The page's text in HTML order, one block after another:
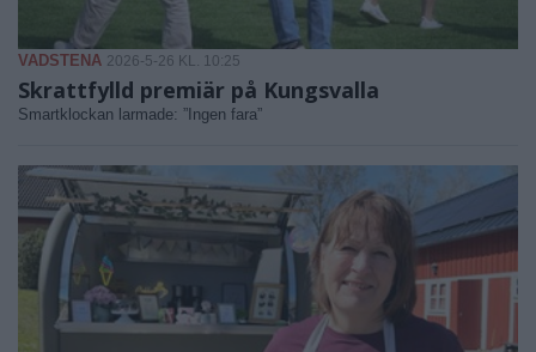
VADSTENA 2026-5-26 KL. 10:25
Skrattfylld premiär på Kungsvalla
Smartklockan larmade: ”Ingen fara”